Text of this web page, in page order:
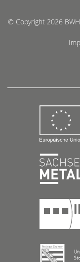
© Copyright 2026